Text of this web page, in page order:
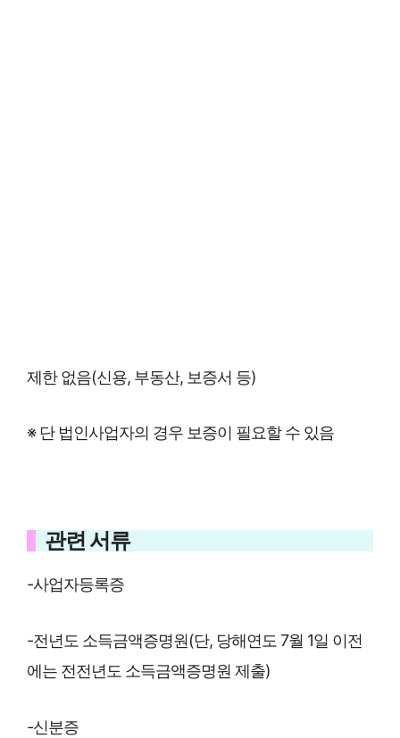
제한 없음(신용, 부동산, 보증서 등)
※ 단 법인사업자의 경우 보증이 필요할 수 있음
관련 서류
-사업자등록증
-전년도 소득금액증명원(단, 당해연도 7월 1일 이전
에는 전전년도 소득금액증명원 제출)
-신분증